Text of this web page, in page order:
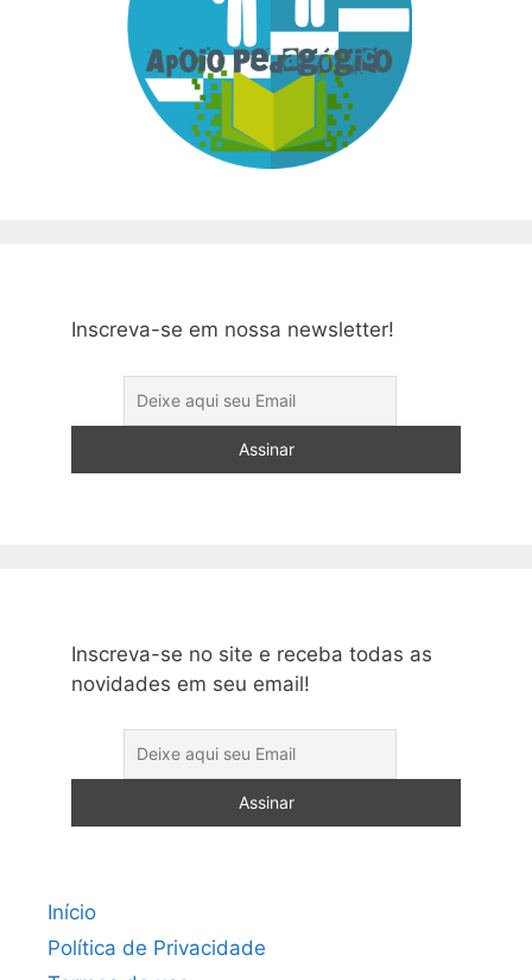
Inscreva-se em nossa newsletter!
Inscreva-se no site e receba todas as
novidades em seu email!
Início
Política de Privacidade